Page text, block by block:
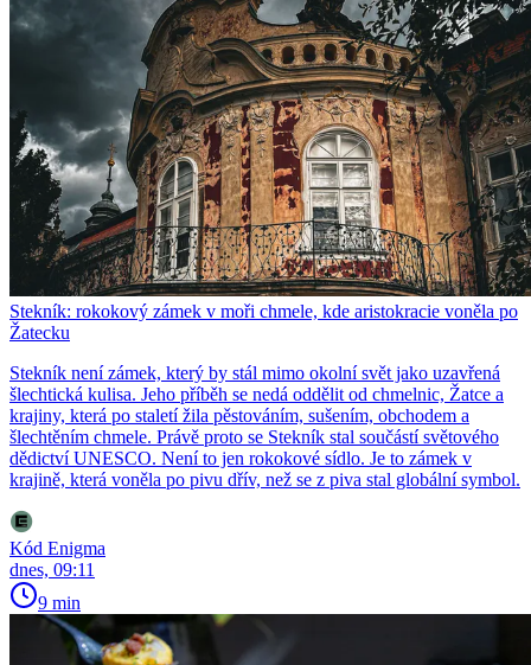
Stekník: rokokový zámek v moři chmele, kde aristokracie voněla po
Žatecku
Stekník není zámek, který by stál mimo okolní svět jako uzavřená
šlechtická kulisa. Jeho příběh se nedá oddělit od chmelnic, Žatce a
krajiny, která po staletí žila pěstováním, sušením, obchodem a
šlechtěním chmele. Právě proto se Stekník stal součástí světového
dědictví UNESCO. Není to jen rokokové sídlo. Je to zámek v
krajině, která voněla po pivu dřív, než se z piva stal globální symbol.
Kód Enigma
dnes, 09:11
9 min